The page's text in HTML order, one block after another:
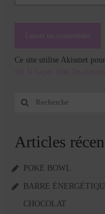
Ce site utilise Akismet
Rechercher
Articles
POKE BOWL
BARRE
CHOCOLAT